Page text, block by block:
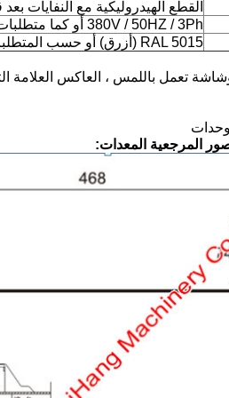
القطع الهيدروليكية مع النفايات
380V / 50HZ / 3Ph أو كما متطلبات
RAL 5015 (أزرق) أو حسب المتطلبات
المرجعية المعدات: